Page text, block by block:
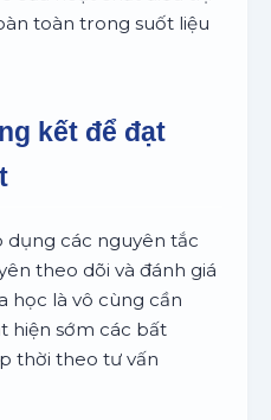
toàn trong suốt liệu
kết để đạt
các nguyên tắc
theo dõi và đánh giá
học là vô cùng cần
hiện sớm các bất
thời theo tư vấn